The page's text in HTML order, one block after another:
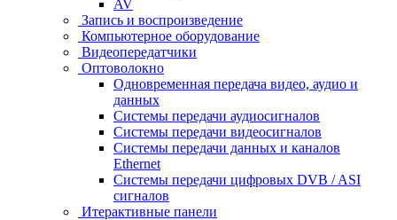
AV
Запись и воспроизведение
Компьютерное оборудование
Видеопередатчики
Оптоволокно
Одновременная передача видео, аудио и
данных
Системы передачи аудиосигналов
Системы передачи видеосигналов
Системы передачи данных и каналов
Ethernet
Системы передачи цифровых DVB / ASI
сигналов
Итерактивные панели